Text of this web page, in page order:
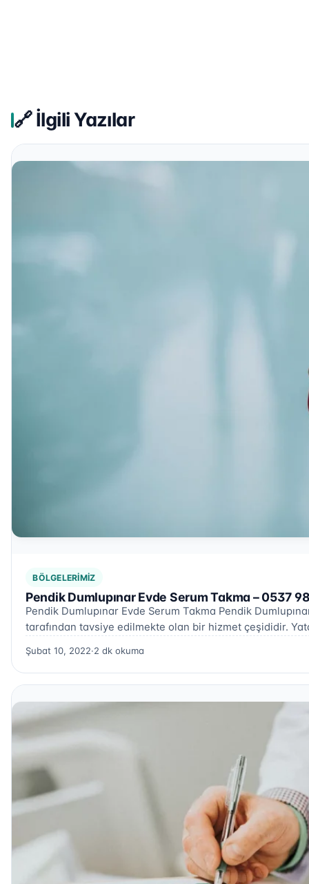
🔗 İlgili Yazılar
BÖLGELERIMIZ
Pendik Dumlupınar Evde Serum Takma – 0537
Pendik Dumlupınar Evde Serum Takma Pendik
tarafından tavsiye edilmekte olan bir hizmet çeşididir.
Şubat 10, 2022·2 dk okuma